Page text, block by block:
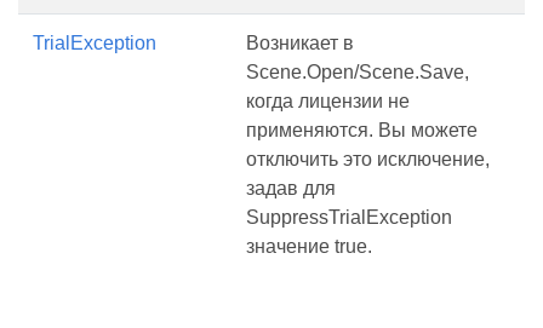
TrialException
Возникает в
Scene.Open/Scene.Save,
когда лицензии не
применяются. Вы можете
отключить это исключение,
задав для
SuppressTrialException
значение true.